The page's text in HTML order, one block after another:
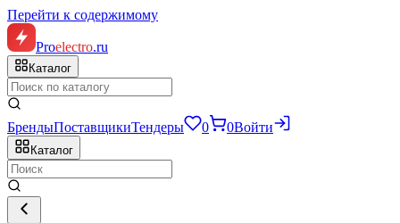
Перейти к содержимому
Proelectro.ru
Каталог
БрендыПоставщикиТендеры 0 0Войти
Каталог